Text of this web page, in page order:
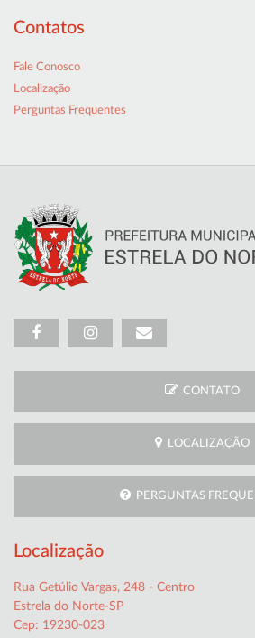
Contatos
Fale Conosco
Localização
Perguntas Frequentes
CONTATO
LOCALIZAÇÃO
PERGUNTAS
Localização
Rua Getúlio Vargas, 248 - Centro
Estrela do Norte-SP
Cep: 19230-023